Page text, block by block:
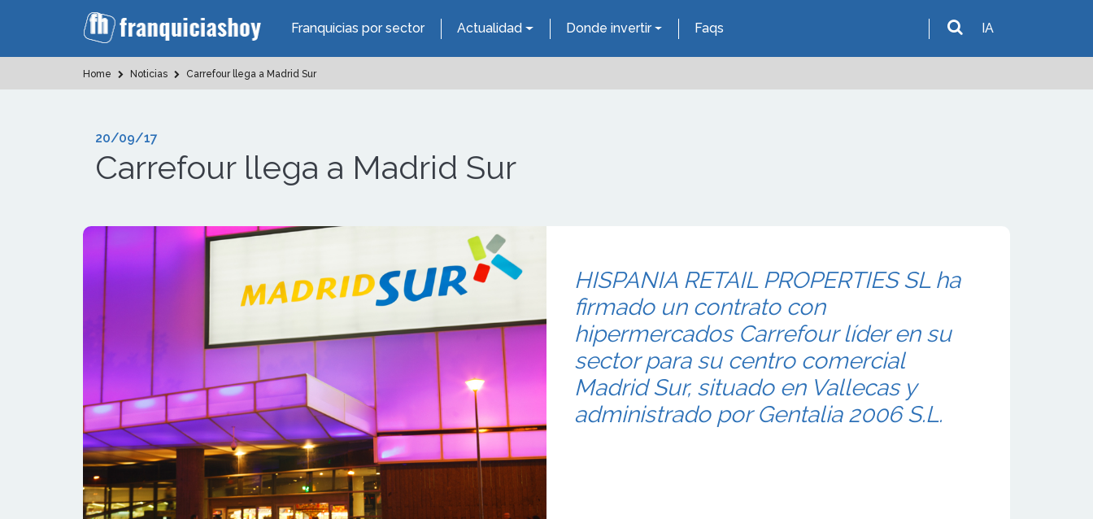
Franquicias por sector Actualidad Donde invertir Faqs IA
Home Noticias Carrefour llega a Madrid Sur
20/09/17
Carrefour llega a Madrid Sur
HISPANIA RETAIL PROPERTIES SL ha
firmado un contrato con
hipermercados Carrefour líder en su
sector para su centro comercial
Madrid Sur, situado en Vallecas y
administrado por Gentalia 2006 S.L.